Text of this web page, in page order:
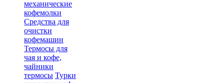
механические
кофемолки
Средства для
очистки
кофемашин
Термосы для
чая и кофе,
чайники
термосы Турки